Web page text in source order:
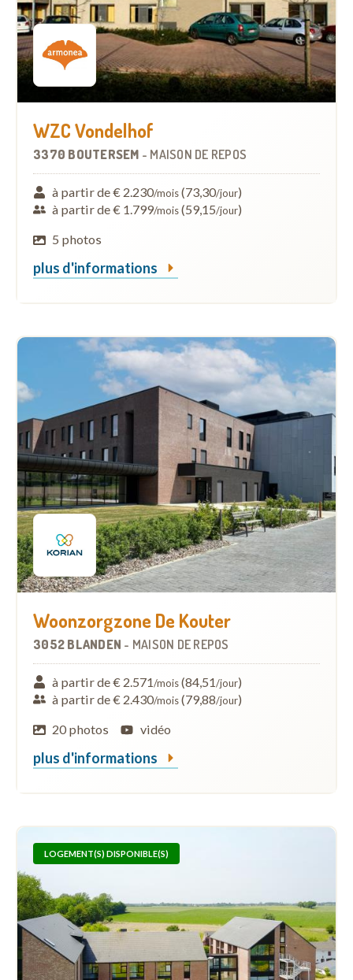
WZC Vondelhof
3370 BOUTERSEM - MAISON DE REPOS
à partir de € 2.230/mois(73,30/jour)
à partir de € 1.799/mois(59,15/jour)
5 photos
plus d'informations
Woonzorgzone De Kouter
3052 BLANDEN - MAISON DE REPOS
à partir de € 2.571/mois(84,51/jour)
à partir de € 2.430/mois(79,88/jour)
20 photos
vidéo
plus d'informations
LOGEMENT(S) DISPONIBLE(S)